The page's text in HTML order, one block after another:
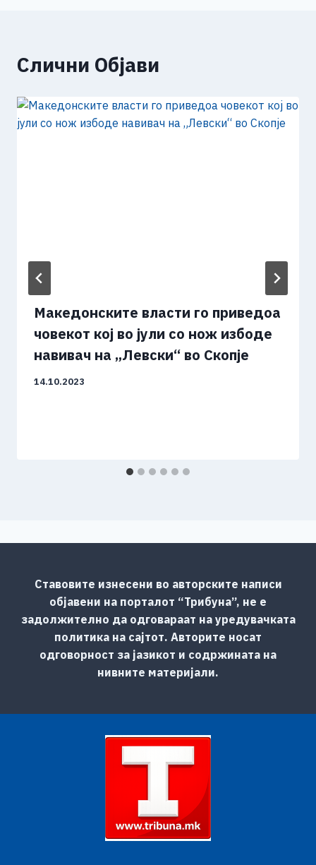
Слични Објави
Македонските власти го приведоа
човекот кој во јули со нож избоде
навивач на „Левски“ во Скопје
14.10.2023
Ставовите изнесени во авторските написи
објавени на порталот “Трибуна”, не е
задолжително да одговараат на уредувачката
политика на сајтот. Авторите носат
одговорност за јазикот и содржината на
нивните материјали.